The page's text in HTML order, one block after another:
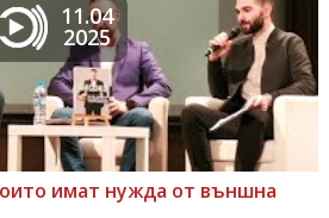
11.04
2025
имат нужда от външна